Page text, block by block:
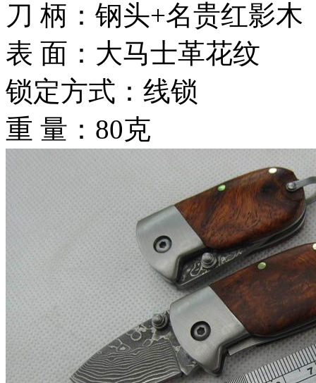
刀 柄：钢头+名贵红影木
表 面：大马士革花纹
锁定方式：线锁
重 量：80克